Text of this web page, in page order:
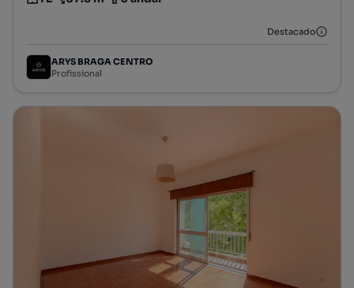
Tipologia
Preço por metro quadrado
Andar
Destacado
ARYS BRAGA CENTRO
Profissional